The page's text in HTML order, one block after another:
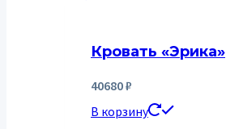
Кровать «Эрика»
40680₽
В корзину